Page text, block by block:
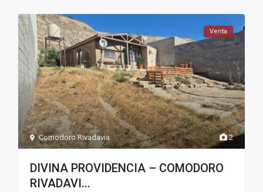
2
Comodoro Rivadavia
Venta
DIVINA PROVIDENCIA – COMODORO
RIVADAVI...